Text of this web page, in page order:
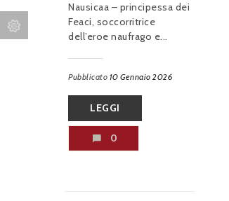
Nausicaa – principessa dei
Feaci, soccorritrice
dell’eroe naufrago e...
Pubblicato 10 Gennaio 2026
LEGGI
0